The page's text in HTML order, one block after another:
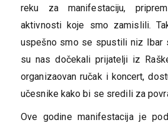
reku za manifestaciju,
aktivnosti koje smo zamislili.
uspešno smo se spustili niz Ibar
su nas dočekali prijatelji iz
organizaovan ručak i koncert,
učesnike kako bi se sredili za
Ove godine manifestacija je